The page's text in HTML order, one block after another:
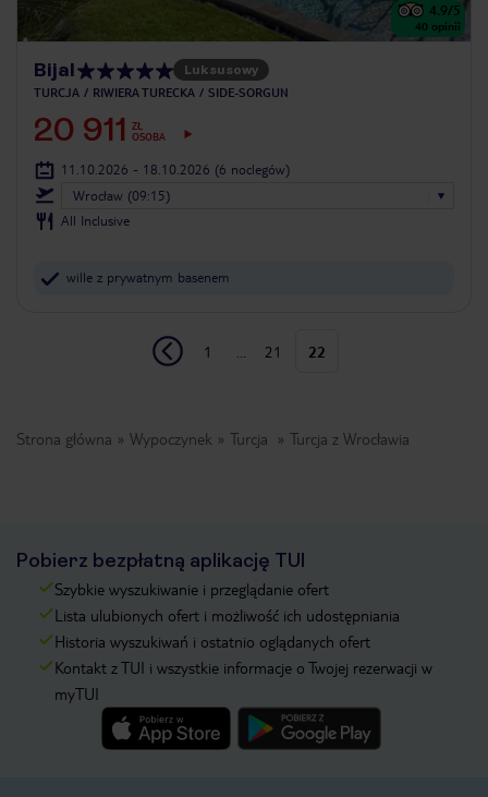
4.9/5
40 opinii
Bijal Luksusowy
TURCJA RIWIERA TURECKA SIDE-SORGUN
20 911
ZŁ
OSOBA
11.10.2026 - 18.10.2026 (6 noclegów)
Wrocław (09:15)
All Inclusive
wille z prywatnym basenem
1 21 22
Strona główna Wypoczynek Turcja Turcja z Wrocławia
Pobierz bezpłatną aplikację TUI
Szybkie wyszukiwanie i przeglądanie ofert
Lista ulubionych ofert i możliwość ich udostępniania
Historia wyszukiwań i ostatnio oglądanych ofert
Kontakt z TUI i wszystkie informacje o Twojej rezerwacji w
myTUI